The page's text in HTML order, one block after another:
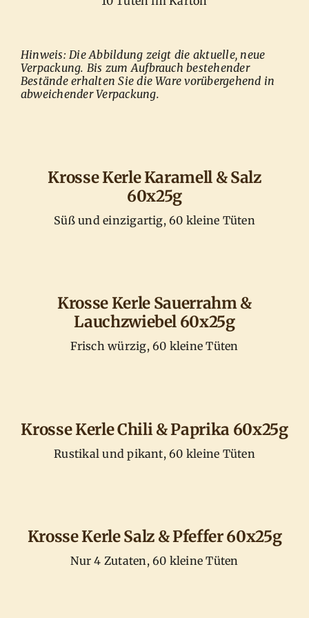
Hinweis: Die Abbildung zeigt die aktuelle, neue
Verpackung. Bis zum Aufbrauch bestehender
Bestände erhalten Sie die Ware vorübergehend in
abweichender Verpackung.
Krosse Kerle Karamell & Salz
60x25g
Süß und einzigartig, 60 kleine Tüten
Krosse Kerle Sauerrahm &
Lauchzwiebel 60x25g
Frisch würzig, 60 kleine Tüten
Krosse Kerle Chili & Paprika 60x25g
Rustikal und pikant, 60 kleine Tüten
Krosse Kerle Salz & Pfeffer 60x25g
Nur 4 Zutaten, 60 kleine Tüten